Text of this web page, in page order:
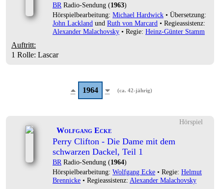
BR Radio-Sendung (1963)
Hörspielbearbeitung: Michael Hardwick • Übersetzung:
John Lackland und Ruth von Marcard • Regieassistenz:
Alexander Malachovsky • Regie: Heinz-Günter Stamm
Auftritt:
1 Rolle: Lascar
1964 (ca. 42-jährig)
Hörspiel
Wolfgang Ecke
Perry Clifton - Die Dame mit dem
schwarzen Dackel, Teil 1
BR Radio-Sendung (1964)
Hörspielbearbeitung: Wolfgang Ecke • Regie: Helmut
Brennicke • Regieassistenz: Alexander Malachovsky